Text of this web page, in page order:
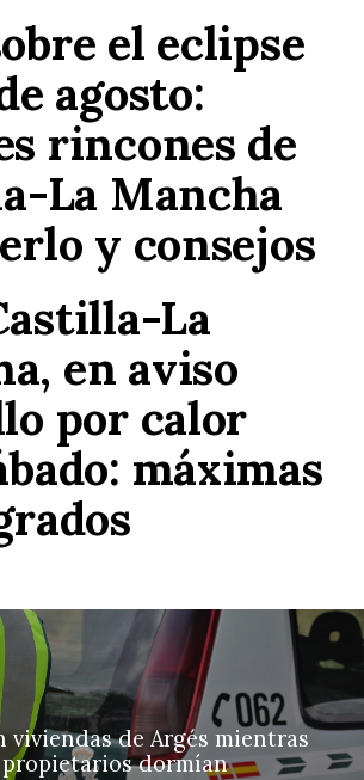
el eclipse
agosto:
rincones de
La Mancha
y consejos
La
en aviso
por calor
máximas
viviendas de Argés mientras
dormían